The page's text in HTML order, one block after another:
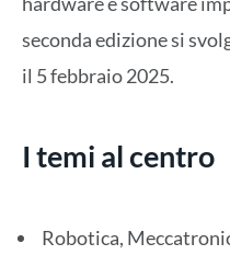
seconda edizione si
il 5 febbraio 2025.
I temi al centro
Robotica,